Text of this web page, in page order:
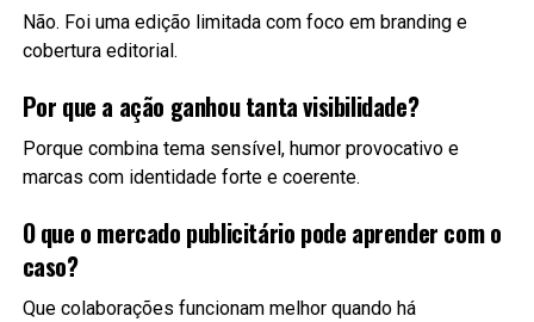
Não. Foi uma edição limitada com foco em branding e
cobertura editorial.
Por que a ação ganhou tanta visibilidade?
Porque combina tema sensível, humor provocativo e
marcas com identidade forte e coerente.
O que o mercado publicitário pode aprender com o
caso?
Que colaborações funcionam melhor quando há